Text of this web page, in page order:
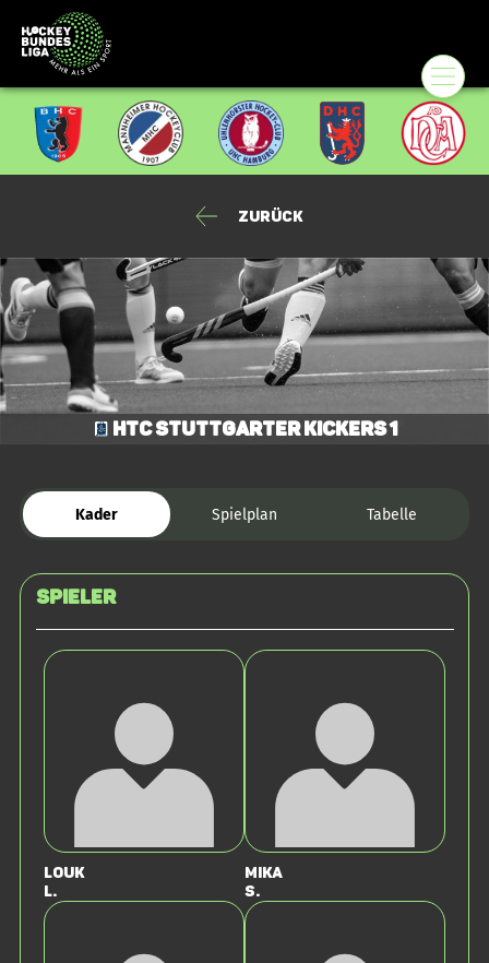
Zurück
HTC Stuttgarter Kickers 1
Kader Spielplan Tabelle
Spieler
Louk
L.
Mika
S.